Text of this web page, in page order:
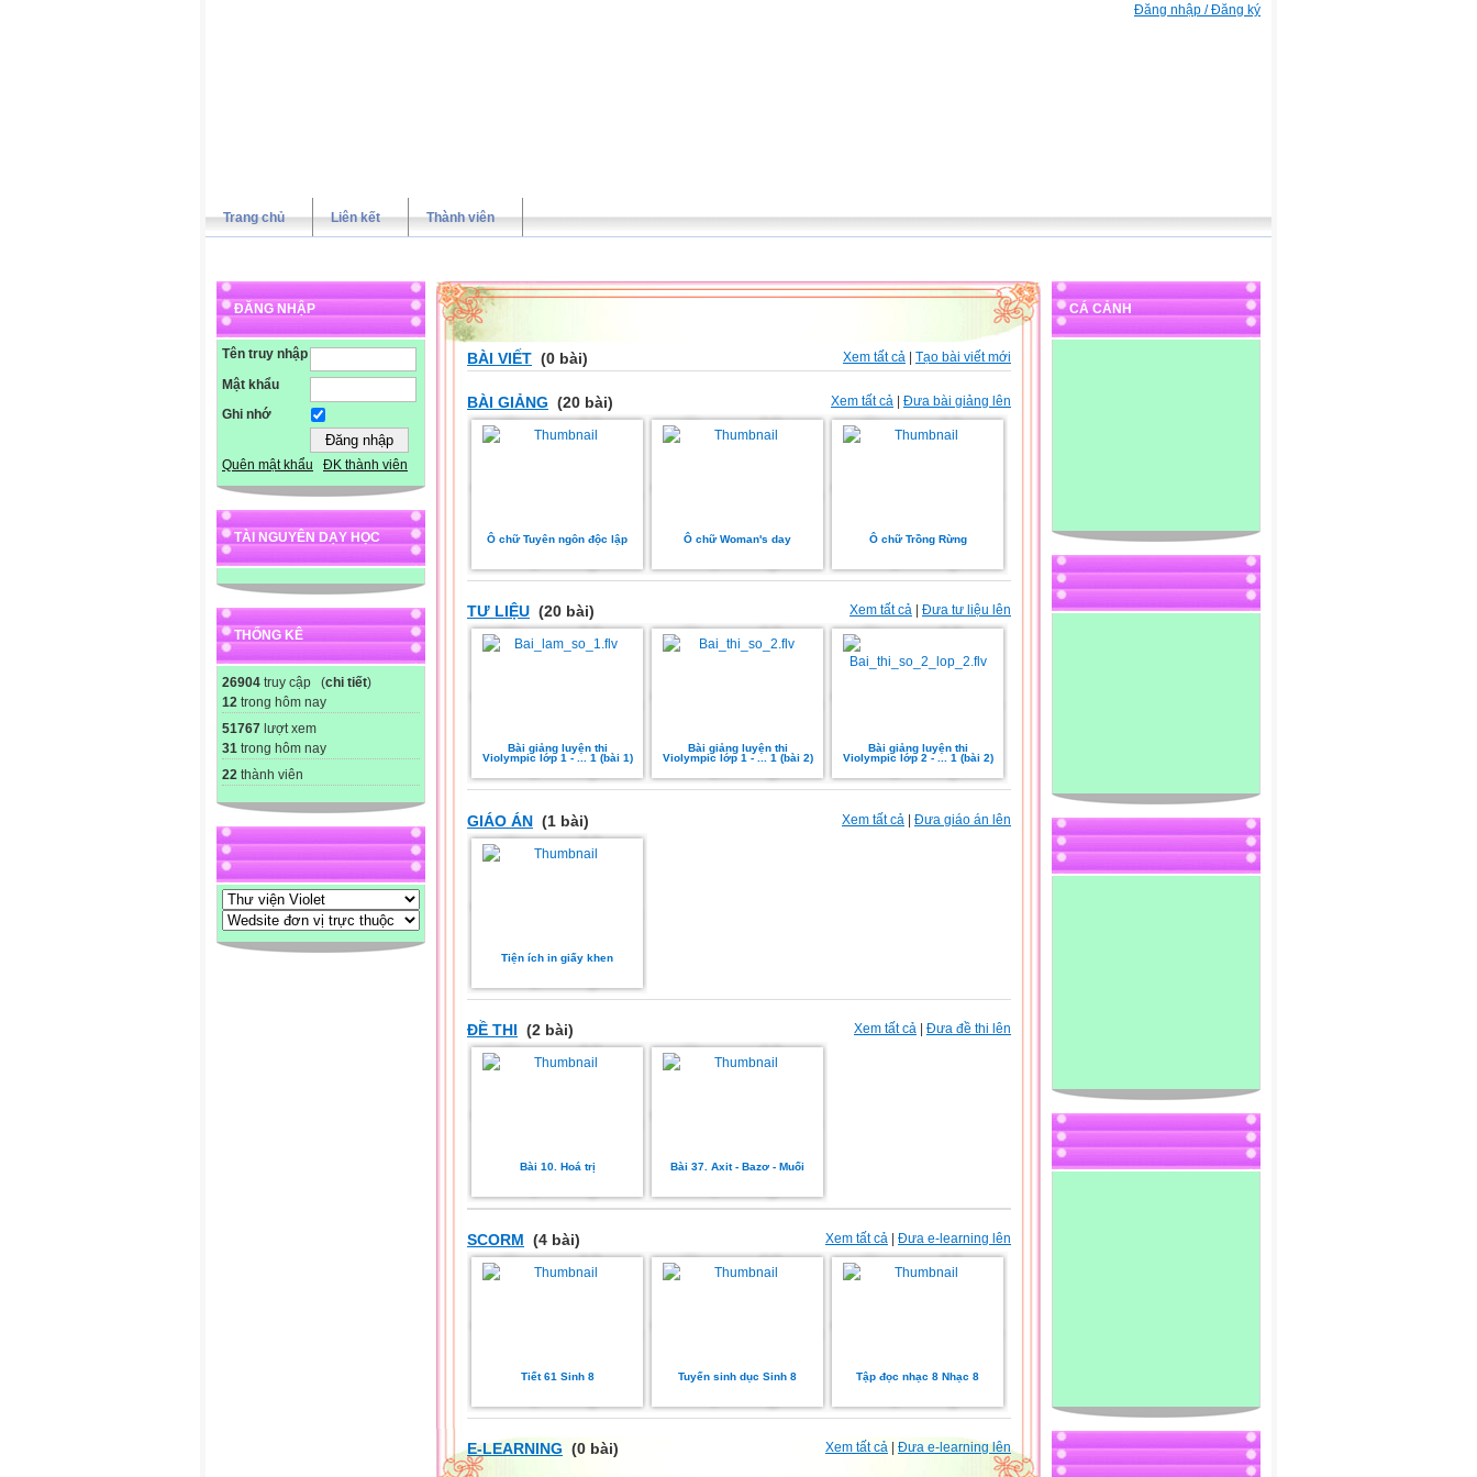
Đăng nhập / Đăng ký
Trang chủ Liên kết Thành viên
ĐĂNG NHẬP
Tên truy nhập
Mật khẩu
Ghi nhớ
Quên mật khẩu ĐK thành viên
TÀI NGUYÊN DẠY HỌC
THỐNG KÊ
26904 truy cập (chi tiết)
12 trong hôm nay
51767 lượt xem
31 trong hôm nay
22 thành viên
CÁ CẢNH
Xem tất cả Tạo bài viết mới
BÀI VIẾT (0 bài)
Xem tất cả | Đưa bài giảng lên
BÀI GIẢNG (20 bài)
Ô chữ Tuyên ngôn độc lập Ô chữ Woman's day Ô chữ Trồng Rừng
Xem tất cả Đưa tư liệu lên
TƯ LIỆU (20 bài)
Bài giảng luyện thi
Violympic lớp 1 - ... 1 (bài 1)
Bài giảng luyện thi
Violympic lớp 1 - ... 1 (bài 2)
Bài giảng luyện thi
Violympic lớp 2 - ... 1 (bài 2)
Xem tất cả | Đưa giáo án lên
GIÁO ÁN (1 bài)
Tiện ích in giấy khen
Xem tất cả Đưa đề thi lên
ĐỀ THI (2 bài)
Bài 10. Hoá trị Bài 37. Axit - Bazơ - Muối
Xem tất cả | Đưa e-learning lên
SCORM (4 bài)
Tiết 61 Sinh 8 Tuyến sinh dục Sinh 8 Tập đọc nhạc 8 Nhạc 8
Xem tất cả Đưa e-learning lên
E-LEARNING (0 bài)